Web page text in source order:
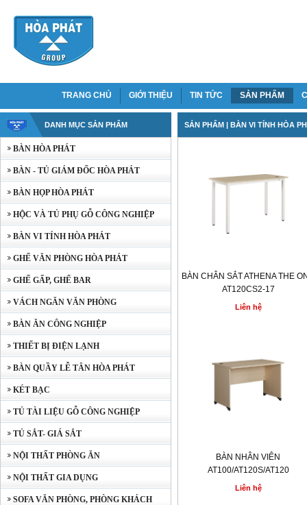
TRANG CHỦ GIỚI THIỆU TIN TỨC SẢN PHẨM
DANH MỤC SẢN PHẨM
BÀN HÒA PHÁT
BÀN - TỦ GIÁM ĐỐC HÒA PHÁT
BÀN HỌP HÒA PHÁT
HỘC VÀ TỦ PHỤ GỖ CÔNG NGHIỆP
BÀN VI TÍNH HÒA PHÁT
GHẾ VĂN PHÒNG HÒA PHÁT
GHẾ GẤP, GHẾ BAR
VÁCH NGĂN VĂN PHÒNG
BÀN ĂN CÔNG NGHIỆP
THIẾT BỊ ĐIỆN LẠNH
BÀN QUẦY LỄ TÂN HÒA PHÁT
KÉT BẠC
TỦ TÀI LIỆU GỖ CÔNG NGHIỆP
TỦ SẮT- GIÁ SẮT
NỘI THẤT PHÒNG ĂN
NỘI THẤT GIA DỤNG
SOFA VĂN PHÒNG, PHÒNG KHÁCH
SẢN PHẨM | BÀN VI TÍNH HÒA
BÀN CHÂN SẮT ATHENA THE
AT120CS2-17
Liên hệ
BÀN NHÂN VIÊN
AT100/AT120S/AT120
Liên hệ